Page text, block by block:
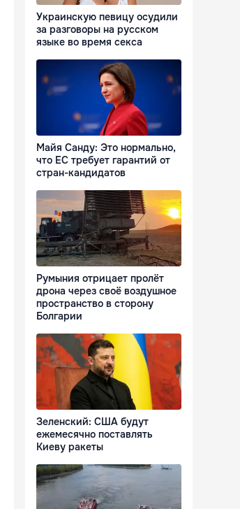
Украинскую певицу осудили
за разговоры на русском
языке во время секса
Майя Санду: Это нормально,
что ЕС требует гарантий от
стран-кандидатов
Румыния отрицает пролёт
дрона через своё воздушное
пространство в сторону
Болгарии
Зеленский: США будут
ежемесячно поставлять
Киеву ракеты